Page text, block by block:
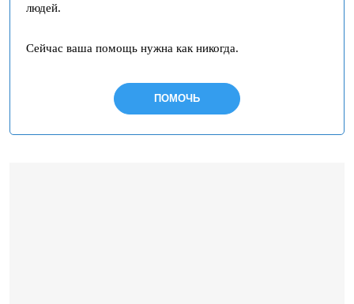
людей.
Сейчас ваша помощь нужна как никогда.
ПОМОЧЬ